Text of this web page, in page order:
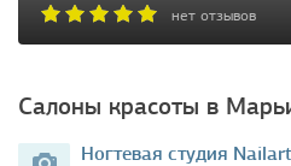
нет отзывов
Салоны красоты в
Ногтевая студия